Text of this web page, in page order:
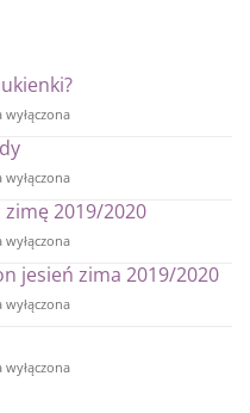
wyłączona
wyłączona
zimę 2019/2020
wyłączona
jesień zima 2019/2020
wyłączona
wyłączona